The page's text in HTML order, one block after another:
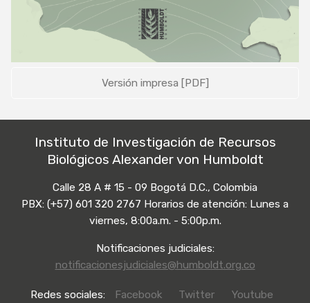
Versión impresa [PDF]
Instituto de Investigación de Recursos
Biológicos Alexander von Humboldt
Calle 28 A # 15 - 09 Bogotá D.C., Colombia
PBX: (+57) 601 320 2767 Horarios de atención: Lunes a
viernes, 8:00a.m. - 5:00p.m.
Notificaciones judiciales:
notificacionesjudiciales@humboldt.org.co
Redes sociales: Facebook Twitter Youtube